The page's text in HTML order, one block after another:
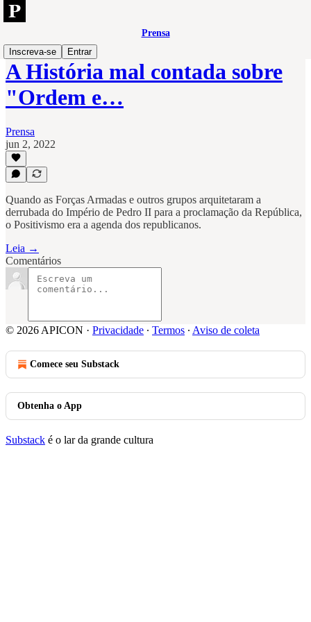
Prensa
Inscreva-se
Entrar
A História mal contada sobre
"Ordem e…
Prensa
jun 2, 2022
Quando as Forças Armadas e outros grupos arquitetaram a
derrubada do Império de Pedro II para a proclamação da República,
o Positivismo era a agenda dos republicanos.
Leia →
Comentários
© 2026 APICON · Privacidade ∙ Termos ∙ Aviso de coleta
Comece seu Substack
Obtenha o App
Substack é o lar da grande cultura